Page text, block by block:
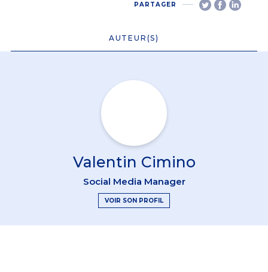
PARTAGER
AUTEUR(S)
Valentin Cimino
Social Media Manager
VOIR SON PROFIL